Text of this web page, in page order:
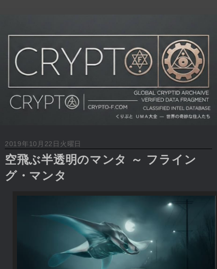
2019年10月22日火曜日
空飛ぶ半透明のマンタ ～ フライン
グ・マンタ